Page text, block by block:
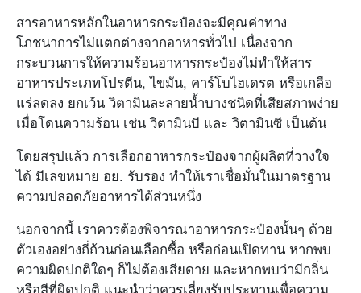
สารอาหารหลักในอาหารกระป๋องจะมีคุณค่าทาง
โภชนาการไม่แตกต่างจากอาหารทั่วไป เนื่องจาก
กระบวนการให้ความร้อนอาหารกระป๋องไม่ทำให้สาร
อาหารประเภทโปรตีน, ไขมัน, คาร์โบไฮเดรต หรือเกลือ
แร่ลดลง ยกเว้น วิตามินละลายน้ำบางชนิดที่เสียสภาพง่าย
เมื่อโดนความร้อน เช่น วิตามินบี และ วิตามินซี เป็นต้น
โดยสรุปแล้ว การเลือกอาหารกระป๋องจากผู้ผลิตที่วางใจ
ได้ มีเลขหมาย อย. รับรอง ทำให้เราเชื่อมั่นในมาตรฐาน
ความปลอดภัยอาหารได้ส่วนหนึ่ง
นอกจากนี้ เราควรต้องพิจารณาอาหารกระป๋องนั้นๆ ด้วย
ตัวเองอย่างถี่ถ้วนก่อนเลือกซื้อ หรือก่อนเปิดทาน หากพบ
ความผิดปกติใดๆ ก็ไม่ต้องเสียดาย และหากพบว่ามีกลิ่น